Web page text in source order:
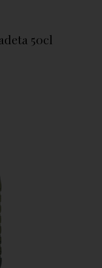
50cl